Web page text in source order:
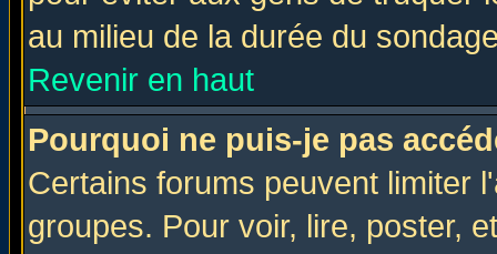
au milieu de la durée du
Revenir en haut
Pourquoi ne puis-je pas
Certains forums peuvent limiter
groupes. Pour voir, lire, poster,